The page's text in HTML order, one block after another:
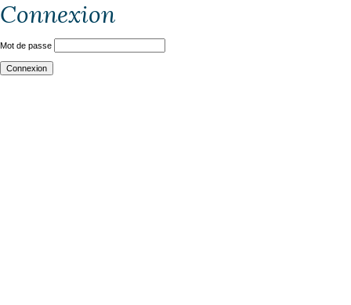
Connexion
Mot de passe